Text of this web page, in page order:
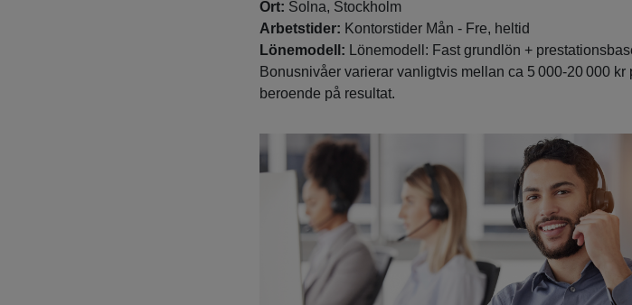
Ort: Solna, Stockholm
Arbetstider: Kontorstider Mån - Fre, heltid
Lönemodell: Lönemodell: Fast grundlön +
Bonusnivåer varierar vanligtvis mellan ca 5 000-20 000 kr
beroende på resultat.